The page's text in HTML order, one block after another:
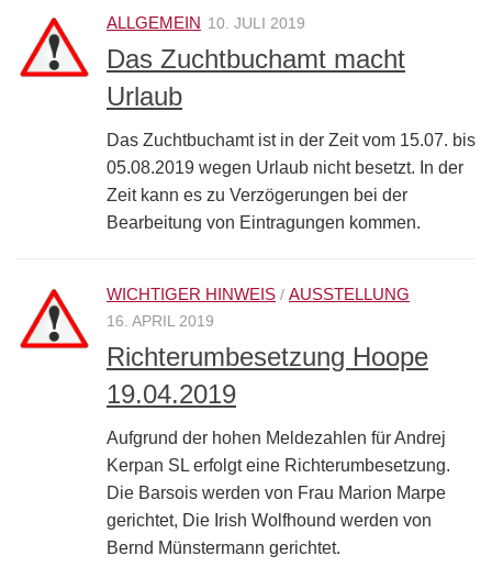
ALLGEMEIN 10. JULI 2019
Das Zuchtbuchamt macht
Urlaub
Das Zuchtbuchamt ist in der Zeit vom 15.07. bis
05.08.2019 wegen Urlaub nicht besetzt. In der
Zeit kann es zu Verzögerungen bei der
Bearbeitung von Eintragungen kommen.
WICHTIGER HINWEIS / AUSSTELLUNG
16. APRIL 2019
Richterumbesetzung Hoope
19.04.2019
Aufgrund der hohen Meldezahlen für Andrej
Kerpan SL erfolgt eine Richterumbesetzung.
Die Barsois werden von Frau Marion Marpe
gerichtet, Die Irish Wolfhound werden von
Bernd Münstermann gerichtet.